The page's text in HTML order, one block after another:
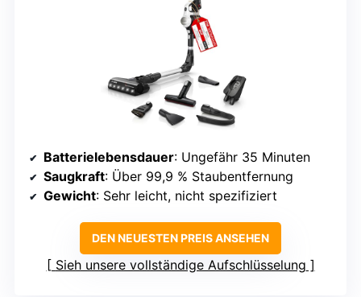
Batterielebensdauer: Ungefähr 35 Minuten
Saugkraft: Über 99,9 % Staubentfernung
Gewicht: Sehr leicht, nicht spezifiziert
DEN NEUESTEN PREIS ANSEHEN
Sieh unsere vollständige Aufschlüsselung